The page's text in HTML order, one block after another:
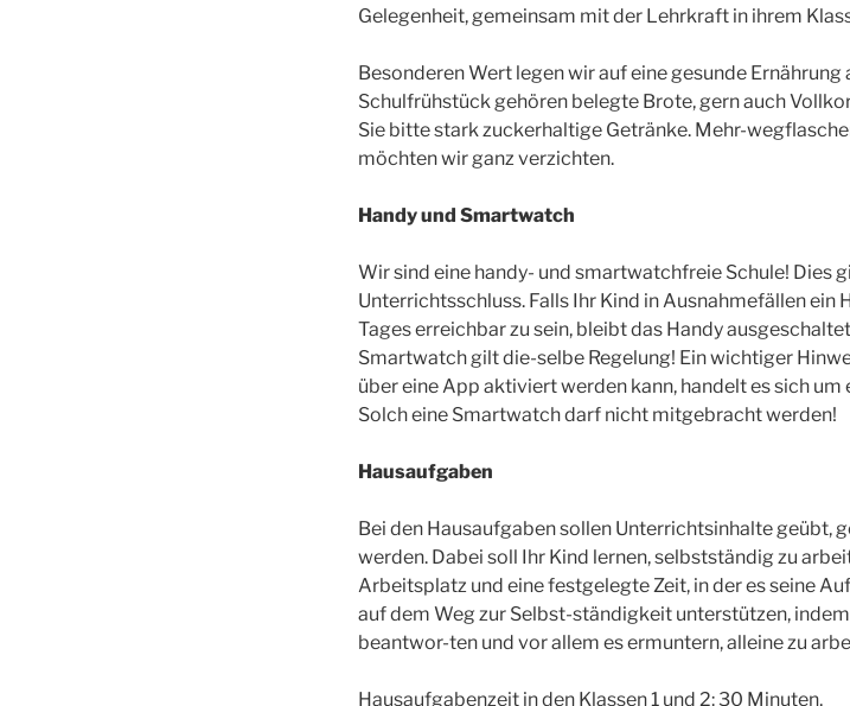
Gelegenheit, gemeinsam mit der Lehrkraft in ihrem
Besonderen Wert legen wir auf eine gesunde Ernährung
Schulfrühstück gehören belegte Brote, gern auch
Sie bitte stark zuckerhaltige Getränke. Mehr-
möchten wir ganz verzichten.
Handy und Smartwatch
Wir sind eine handy- und smartwatchfreie Schule! Dies
Unterrichtsschluss. Falls Ihr Kind in Ausnahmefällen ein
Tages erreichbar zu sein, bleibt das Handy
Smartwatch gilt die-selbe Regelung! Ein wichtiger
über eine App aktiviert werden kann, handelt es sich
Solch eine Smartwatch darf nicht mitgebracht werden!
Hausaufgaben
Bei den Hausaufgaben sollen Unterrichtsinhalte geübt,
werden. Dabei soll Ihr Kind lernen, selbstständig zu
Arbeitsplatz und eine festgelegte Zeit, in der es seine
auf dem Weg zur Selbst-ständigkeit unterstützen,
beantwor-ten und vor allem es ermuntern, alleine zu
Hausaufgabenzeit in den Klassen 1 und 2: 30 Minuten,